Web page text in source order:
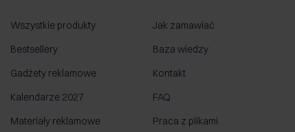
Wszystkie produkty
Bestsellery
Gadżety reklamowe
Kalendarze 2027
Materiały reklamowe
Jak zamawiać
Baza wiedzy
Kontakt
FAQ
Praca z plikami